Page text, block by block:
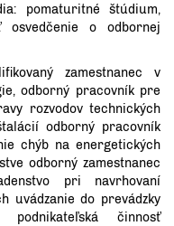
pomaturitné štúdium,
o odbornej
zamestnanec v
odborný pracovník pre
rozvodov technických
odborný pracovník
chýb na energetických
odborný zamestnanec
pri navrhovaní
uvádzanie do prevádzky
podnikateľská činnosť